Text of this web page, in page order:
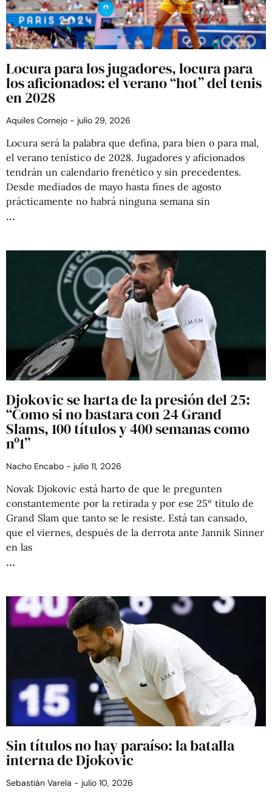
Locura para los jugadores, locura para
los aficionados: el verano “hot” del tenis
en 2028
Aquiles Cornejo julio 29, 2026
Locura será la palabra que defina, para bien o para mal,
el verano tenístico de 2028. Jugadores y aficionados
tendrán un calendario frenético y sin precedentes.
Desde mediados de mayo hasta fines de agosto
prácticamente no habrá ninguna semana sin
Djokovic se harta de la presión del 25:
“Como si no bastara con 24 Grand
Slams, 100 títulos y 400 semanas como
nº1”
Nacho Encabo julio 11, 2026
Novak Djokovic está harto de que le pregunten
constantemente por la retirada y por ese 25º título de
Grand Slam que tanto se le resiste. Está tan cansado,
que el viernes, después de la derrota ante Jannik Sinner
en las
Sin títulos no hay paraíso: la batalla
interna de Djokovic
Sebastián Varela julio 10, 2026